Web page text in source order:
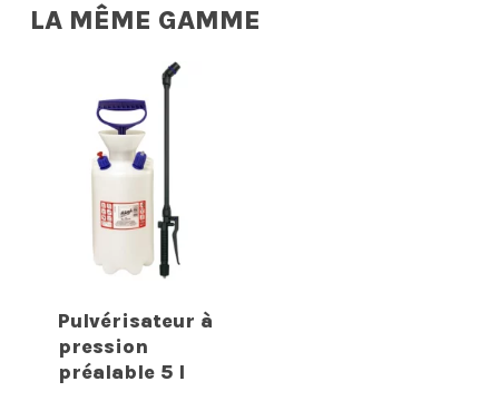
LA MÊME GAMME
Pulvérisateur à
pression
préalable 5 l